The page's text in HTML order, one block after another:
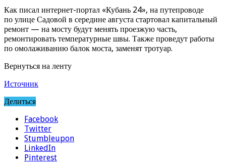
Как писал интернет-портал «Кубань 24», на путепроводе
по улице Садовой в середине августа стартовал капитальный
ремонт — на мосту будут менять проезжую часть,
ремонтировать температурные швы. Также проведут работы
по омолаживанию балок моста, заменят тротуар.
Вернуться на ленту
Источник
Делиться
Facebook
Twitter
Stumbleupon
LinkedIn
Pinterest